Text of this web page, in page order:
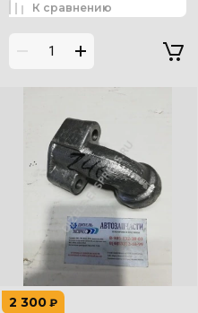
К сравнению
2 300 ₽